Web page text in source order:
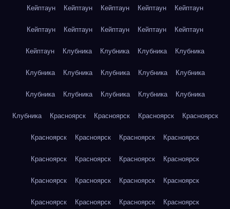
Кейптаун Кейптаун Кейптаун Кейптаун Кейптаун
Кейптаун Кейптаун Кейптаун Кейптаун Кейптаун
Кейптаун Клубника Клубника Клубника Клубника
Клубника Клубника Клубника Клубника Клубника
Клубника Клубника Клубника Клубника Клубника
Клубника Красноярск Красноярск Красноярск Красноярск
Красноярск Красноярск Красноярск Красноярск
Красноярск Красноярск Красноярск Красноярск
Красноярск Красноярск Красноярск Красноярск
Красноярск Красноярск Красноярск Красноярск